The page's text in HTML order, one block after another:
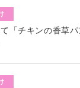
「チキンの香草